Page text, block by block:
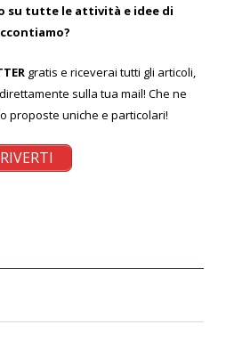
su tutte le attività e idee di
gratis e riceverai tutti gli articoli,
sulla tua mail! Che ne
proposte uniche e particolari!